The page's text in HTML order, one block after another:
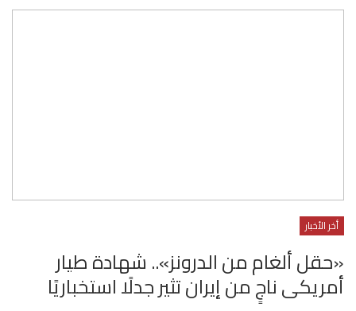
أخر الأخبار
«حقل ألغام من الدرونز».. شهادة طيار
أمريكى ناجٍ من إيران تثير جدلًا استخباريًا